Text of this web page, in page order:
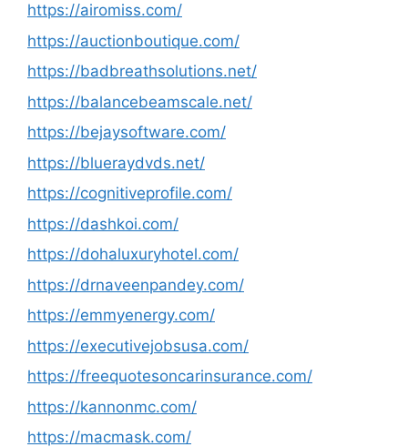
https://airomiss.com/
https://auctionboutique.com/
https://badbreathsolutions.net/
https://balancebeamscale.net/
https://bejaysoftware.com/
https://blueraydvds.net/
https://cognitiveprofile.com/
https://dashkoi.com/
https://dohaluxuryhotel.com/
https://drnaveenpandey.com/
https://emmyenergy.com/
https://executivejobsusa.com/
https://freequotesoncarinsurance.com/
https://kannonmc.com/
https://macmask.com/